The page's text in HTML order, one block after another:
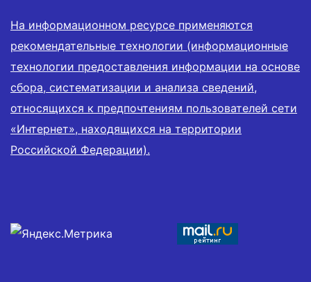
На информационном ресурсе применяются
рекомендательные технологии (информационные
технологии предоставления информации на основе
сбора, систематизации и анализа сведений,
относящихся к предпочтениям пользователей сети
«Интернет», находящихся на территории
Российской Федерации).